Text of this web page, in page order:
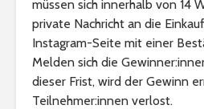
müssen sich innerhalb von 14
private Nachricht an die
Instagram-Seite mit einer
Melden sich die
dieser Frist, wird der Gewinn
Teilnehmer:innen verlost.
Teelicht
aus Kürbissen